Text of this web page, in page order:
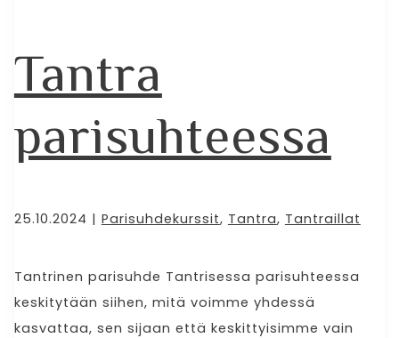
Tantra
parisuhteessa
25.10.2024 | Parisuhdekurssit, Tantra, Tantraillat
Tantrinen parisuhde Tantrisessa parisuhteessa
keskitytään siihen, mitä voimme yhdessä
kasvattaa, sen sijaan että keskittyisimme vain